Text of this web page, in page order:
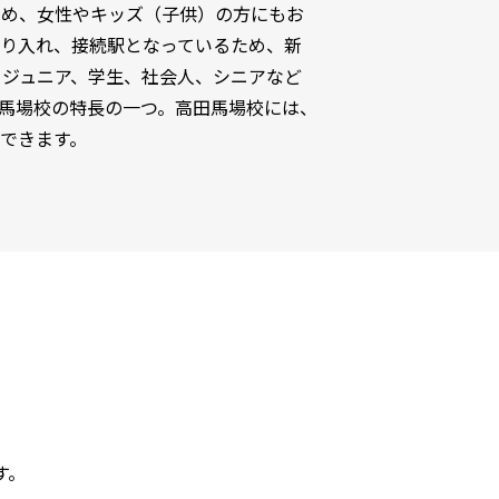
、女性やキッズ（子供）の方にもお
入れ、接続駅となっているため、新
ュニア、学生、社会人、シニアなど
校の特長の一つ。高田馬場校には、
ます。